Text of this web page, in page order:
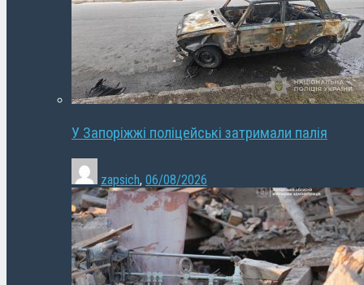
У Запоріжжі поліцейські затримали палія
zapsich, 06/08/2026